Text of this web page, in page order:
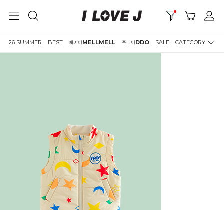
26 SUMMER BEST 베이비MELLMELL 주니어DDO SALE CATEGORY